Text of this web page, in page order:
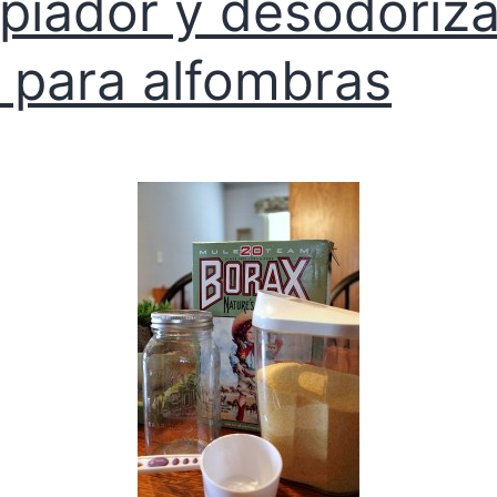
para alfombras